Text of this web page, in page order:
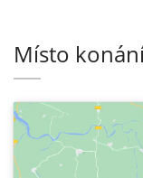
Místo